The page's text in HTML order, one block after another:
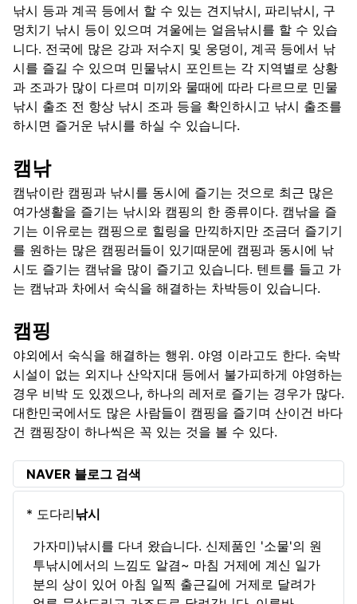
낚시 등과 계곡 등에서 할 수 있는 견지낚시, 파리낚시, 구
멍치기 낚시 등이 있으며 겨울에는 얼음낚시를 할 수 있습
니다. 전국에 많은 강과 저수지 및 웅덩이, 계곡 등에서 낚
시를 즐길 수 있으며 민물낚시 포인트는 각 지역별로 상황
과 조과가 많이 다르며 미끼와 물때에 따라 다르므로 민물
낚시 출조 전 항상 낚시 조과 등을 확인하시고 낚시 출조를
하시면 즐거운 낚시를 하실 수 있습니다.
캠낚
캠낚이란 캠핑과 낚시를 동시에 즐기는 것으로 최근 많은
여가생활을 즐기는 낚시와 캠핑의 한 종류이다. 캠낚을 즐
기는 이유로는 캠핑으로 힐링을 만끽하지만 조금더 즐기기
를 원하는 많은 캠핑러들이 있기때문에 캠핑과 동시에 낚
시도 즐기는 캠낚을 많이 즐기고 있습니다. 텐트를 들고 가
는 캠낚과 차에서 숙식을 해결하는 차박등이 있습니다.
캠핑
야외에서 숙식을 해결하는 행위. 야영 이라고도 한다. 숙박
시설이 없는 외지나 산악지대 등에서 불가피하게 야영하는
경우 비박 도 있겠으나, 하나의 레저로 즐기는 경우가 많다.
대한민국에서도 많은 사람들이 캠핑을 즐기며 산이건 바다
건 캠핑장이 하나씩은 꼭 있는 것을 볼 수 있다.
NAVER 블로그 검색
* 도다리낚시
가자미)낚시를 다녀 왔습니다. 신제품인 '소물'의 원
투낚시에서의 느낌도 알겸~ 마침 거제에 계신 일가
분의 상이 있어 아침 일찍 출근길에 거제로 달려가